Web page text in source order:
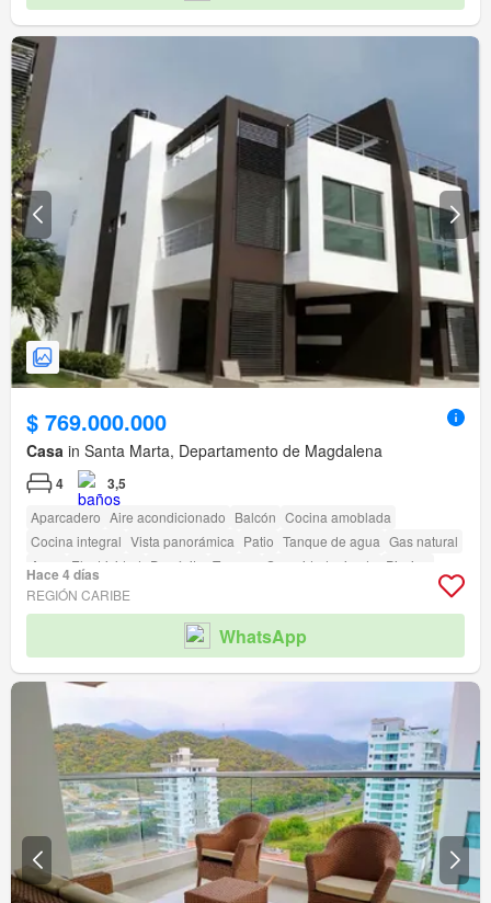
$ 769.000.000
Casa in Santa Marta, Departamento de Magdalena
4 3,5
Aparcadero Aire acondicionado Balcón Cocina amoblada
Cocina integral Vista panorámica Patio Tanque de agua Gas natural
Agua
Electricidad Depósito Terraza Seguridad privada
Piscina
Área infantil Jardín
Acceso para personas con discapacidad
Hace 4 días
REGIÓN CARIBE
WhatsApp